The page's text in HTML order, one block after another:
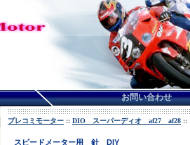
お問い合わせ
プレコミモーター :: DIO スーパーディオ af27 af28 ::
スピードメーター用 針 DIY